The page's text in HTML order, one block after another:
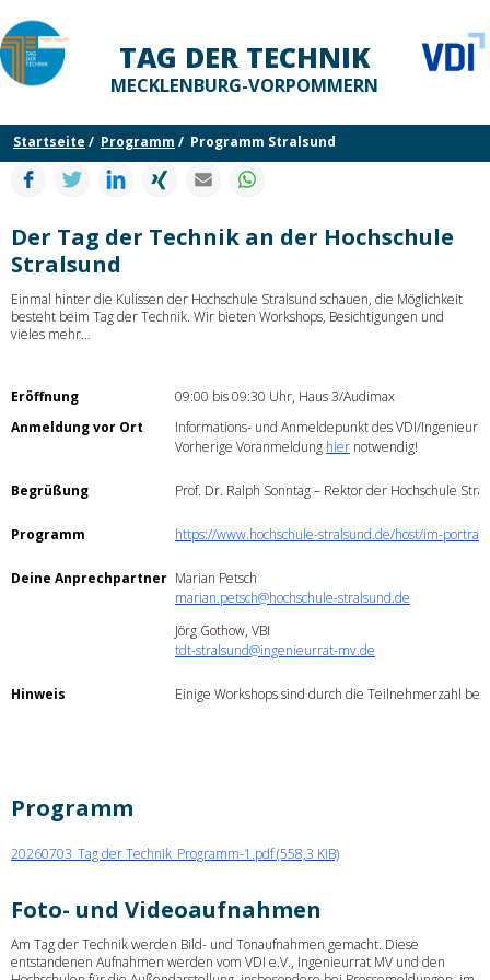
TAG DER TECHNIK
MECKLENBURG-VORPOMMERN
Startseite Programm
Programm Stralsund
FacebookTwitterLinkedInXing E-mail WhatsApp
Der Tag der Technik an der Hochschule
Stralsund
Einmal hinter die Kulissen der Hochschule Stralsund schauen, die Möglichkeit
besteht beim Tag der Technik. Wir bieten Workshops, Besichtigungen und
vieles mehr…
Eröffnung
09:00 bis 09:30 Uhr, Haus 3/Audimax
Anmeldung vor Ort
Informations- und Anmeldepunkt des VDI/
Vorherige Voranmeldung hier notwendig!
Begrüßung Prof. Dr. Ralph Sonntag – Rektor der Hochschule
Programm https://www.hochschule-stralsund.de/host/im-
Deine Anprechpartner Marian Petsch
marian.petsch@hochschule-stralsund.de
Jörg Gothow, VBI
tdt-stralsund@ingenieurrat-mv.de
Hinweis Einige Workshops sind durch die Teilnehmerzahl
Programm
20260703_Tag der Technik_Programm-1.pdf(558,3 KiB)
Foto- und Videoaufnahmen
Am Tag der Technik werden Bild- und Tonaufnahmen gemacht. Diese
entstandenen Aufnahmen werden vom VDI e.V., Ingenieurrat MV und den